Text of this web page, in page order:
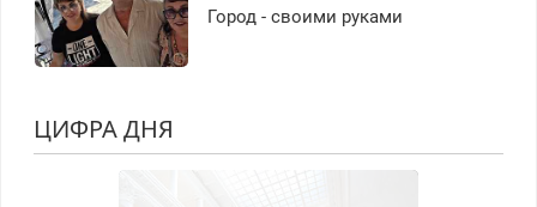
Город - своими руками
ЦИФРА ДНЯ